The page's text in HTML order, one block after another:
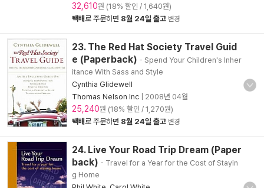
32,610원 (18% 할인 / 1,640원)
택배로 주문하면 8월 24일 출고 변경
23. The Red Hat Society Travel Guid
e (Paperback) - Spend Your Children's Inher
itance With Sass and Style
Cynthia Glidewell
Thomas Nelson Inc
2008년 04월
25,240원 (18% 할인 / 1,270원)
택배로 주문하면 8월 24일 출고 변경
24. Live Your Road Trip Dream (Paper
back) - Travel for a Year for the Cost of Stayin
g Home